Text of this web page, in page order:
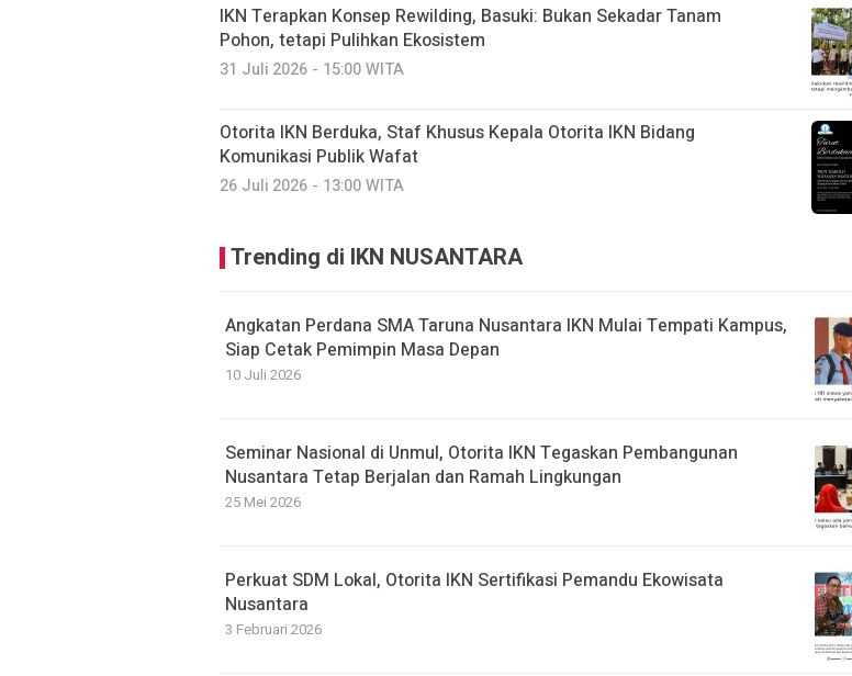
IKN Terapkan Konsep Rewilding, Basuki: Bukan Sekadar Tanam
Pohon, tetapi Pulihkan Ekosistem
31 Juli 2026 - 15:00 WITA
Otorita IKN Berduka, Staf Khusus Kepala Otorita IKN Bidang
Komunikasi Publik Wafat
26 Juli 2026 - 13:00 WITA
Trending di IKN NUSANTARA
Angkatan Perdana SMA Taruna Nusantara IKN Mulai Tempati Kampus,
Siap Cetak Pemimpin Masa Depan
10 Juli 2026
Seminar Nasional di Unmul, Otorita IKN Tegaskan Pembangunan
Nusantara Tetap Berjalan dan Ramah Lingkungan
25 Mei 2026
Perkuat SDM Lokal, Otorita IKN Sertifikasi Pemandu Ekowisata
Nusantara
3 Februari 2026